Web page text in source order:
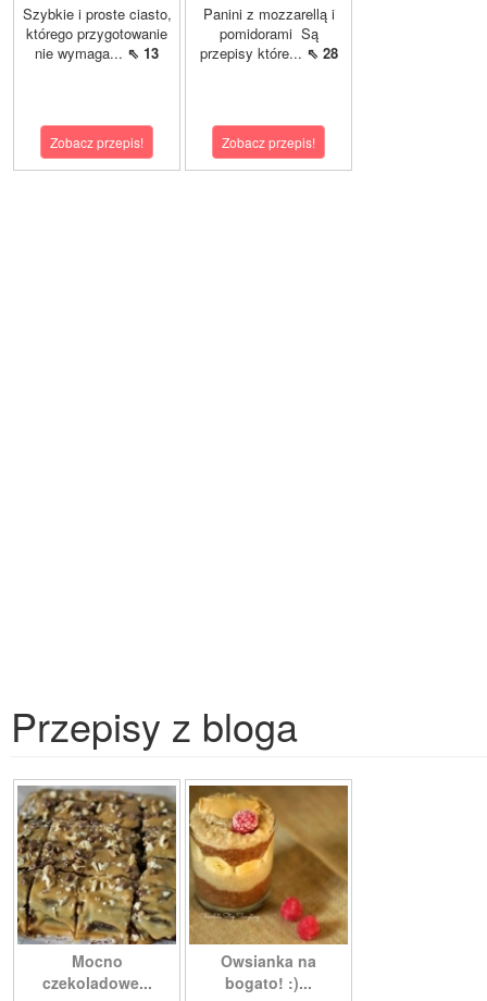
Szybkie i proste ciasto,
którego przygotowanie
nie wymaga... ⇖ 13
Zobacz przepis!
Panini z mozzarellą i
pomidorami Są
przepisy które... ⇖ 28
Zobacz przepis!
Przepisy z bloga
Mocno
czekoladowe...
Owsianka na
bogato! :)...